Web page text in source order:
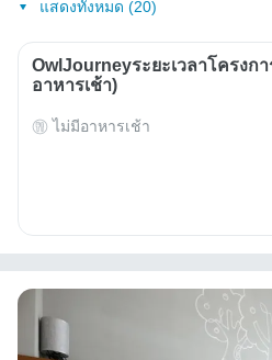
แสดงทั้งหมด (20)
OwlJourneyระยะเวลาโครงก
อาหารเช้า)
ไม่มีอาหารเช้า